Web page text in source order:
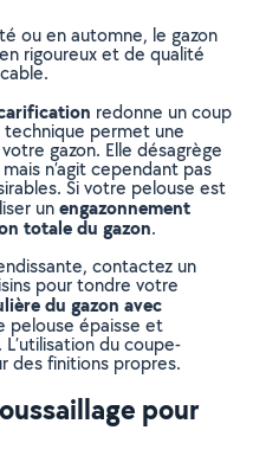
ou en automne, le gazon
rigoureux et de qualité
redonne un coup
permet une
gazon. Elle désagrège
n’agit cependant pas
Si votre pelouse est
unengazonnement
totale du gazon.
contactez un
pour tondre votre
du gazon avec
pelouse épaisse et
du coupe-
des finitions propres.
pour